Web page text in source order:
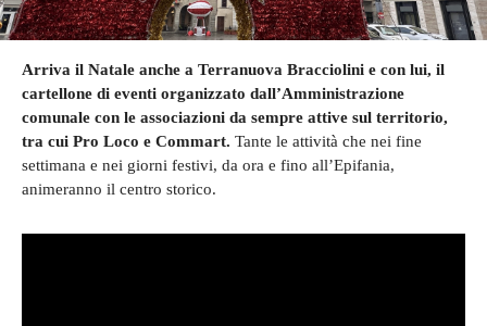
Arriva il Natale anche a Terranuova Bracciolini e con lui, il
cartellone di eventi organizzato dall’Amministrazione
comunale con le associazioni da sempre attive sul territorio,
tra cui Pro Loco e Commart. Tante le attività che nei fine
settimana e nei giorni festivi, da ora e fino all’Epifania,
animeranno il centro storico.